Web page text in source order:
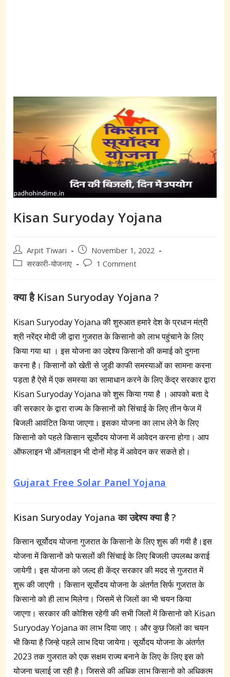
Kisan Suryoday Yojana
Post
author:
Arpit Tiwari
Post
published:
November 1, 2022
Postसरकारी-योजनाए
Post1 Comment
क्या है Kisan Suryoday Yojana ?
Kisan Suryoday Yojana की शुरुआत हमारे देश के प्रधान मंत्री
श्री नरेंद्र मोदी जी द्वारा गुजरात के किसानो को लाभ पहुंचाने के लिए
किया गया था । इस योजना का उद्देश्य किसानो की कमाई को दुगना
करना है। किसानों को खेती से जुडी काफी समस्याओं का सामना करना
पड़ता है ऐसे में एक समस्या का सामाधान करने के लिए केंद्र सरकार द्वारा
Kisan Suryoday Yojana को शुरू किया गया है । आपको बता दे
की सरकार के द्वारा राज्य के किसानों को सिंचाई के लिए तीन फेज में
बिजली आवंटित किया जाएगा। इसका योजना का लाभ लेने के लिए
किसानो को पहले किसान सूर्योदय योजना में आवेदन करना होगा। आप
ऑफलाइन भी ऑनलाइन भी दोनों मोड़ में आवेदन कर सकते हो।
Gujarat Free Solar Panel Yojana
Kisan Suryoday Yojana का उद्देश्य क्या है ?
किसान सूर्योदय योजना गुजरात के किसानो के लिए शुरू की गयी है।इस
योजना में किसानों को फसलों की सिंचाई के लिए बिजली उपलब्ध कराई
जायेगी। इस योजना को जल्द ही केंद्र सरकार की मदद से गुजरात में
शुरू की जाएगी । किसान सूर्योदय योजना के अंतर्गत सिर्फ गुजरात के
किसानो को ही लाभ मिलेगा। जिसमें से जिलों का भी चयन किया
जाएगा। सरकार की कोशिस रहेगी की सभी जिलों में किसानो को Kisan
Suryoday Yojana का लाभ दिया जाए । और कुछ जिलों का चयन
भी किया है जिन्हे पहले लाभ दिया जायेगा। सूर्योदय योजना के अंतर्गत
2023 तक गुजरात को एक सक्षम राज्य बनाने के लिए के लिए इस को
योजना चलाई जा रही है। जिससे की अधिक लाभ किसानो को अधिकत्म